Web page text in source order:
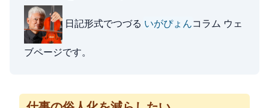
日記形式でつづる いがぴょんコラム ウェ
ブページです。